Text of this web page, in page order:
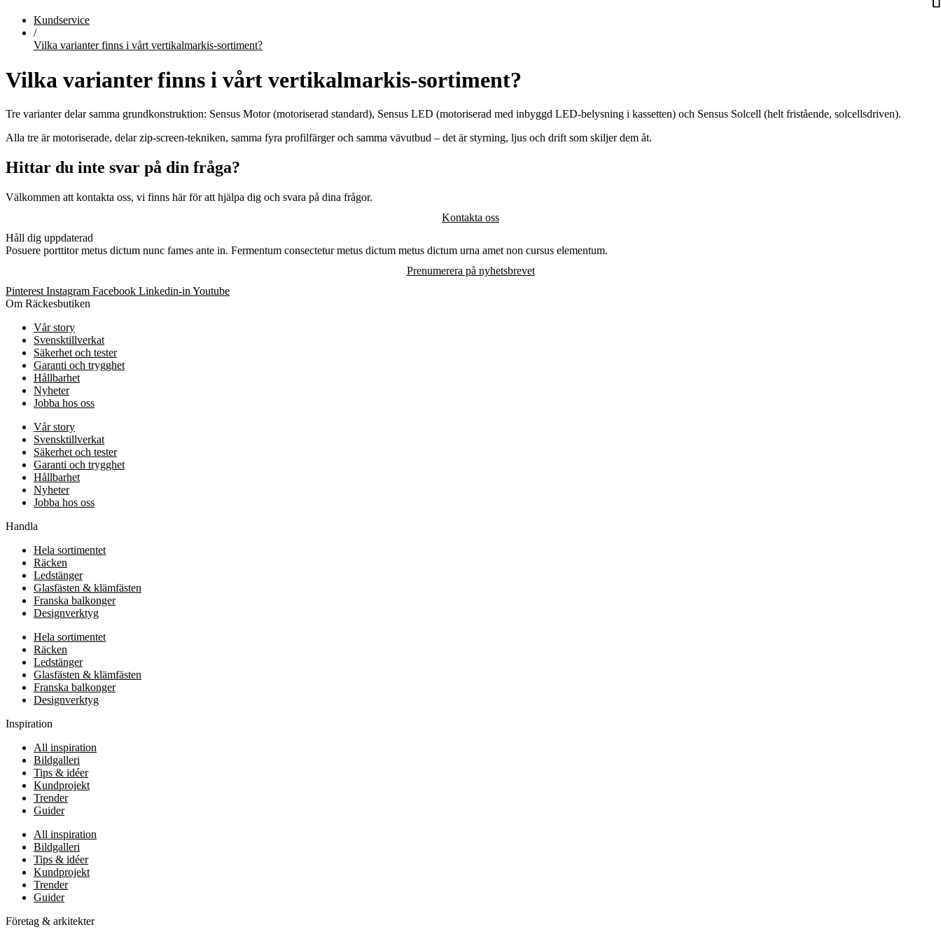
Kundservice
/
Vilka varianter finns i vårt vertikalmarkis-sortiment?
Vilka varianter finns i vårt vertikalmarkis-sortiment?
Tre varianter delar samma grundkonstruktion: Sensus Motor(motoriserad standard), Sensus LED (motoriserad med inbyggd LED-belysning i kassetten) och Sensus Solcell (helt fristående, solcellsdriven).
Alla tre är motoriserade, delar zip-screen-tekniken, samma fyra profilfärger och samma vävutbud – det är styrning, ljus och drift som skiljer dem åt.
Hittar du inte svar på din fråga?
Välkommen att kontakta oss, vi finns här för att hjälpa dig och svara på dina frågor.
Kontakta oss
Håll dig uppdaterad
Posuere porttitor metus dictum nunc fames ante in. Fermentum consectetur metus dictum metus dictum urna amet non cursus elementum.
Prenumerera på nyhetsbrevet
Pinterest Instagram Facebook Linkedin-in Youtube
Om Räckesbutiken
Vår story
Svensktillverkat
Säkerhet och tester
Garanti och trygghet
Hållbarhet
Nyheter
Jobba hos oss
Vår story
Svensktillverkat
Säkerhet och tester
Garanti och trygghet
Hållbarhet
Nyheter
Jobba hos oss
Handla
Hela sortimentet
Räcken
Ledstänger
Glasfästen & klämfästen
Franska balkonger
Designverktyg
Hela sortimentet
Räcken
Ledstänger
Glasfästen & klämfästen
Franska balkonger
Designverktyg
Inspiration
All inspiration
Bildgalleri
Tips & idéer
Kundprojekt
Trender
Guider
All inspiration
Bildgalleri
Tips & idéer
Kundprojekt
Trender
Guider
Företag & arkitekter